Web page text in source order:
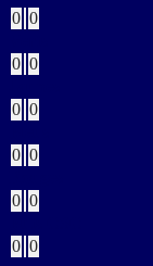
0 0
0 0
0 0
0 0
0 0
0 0